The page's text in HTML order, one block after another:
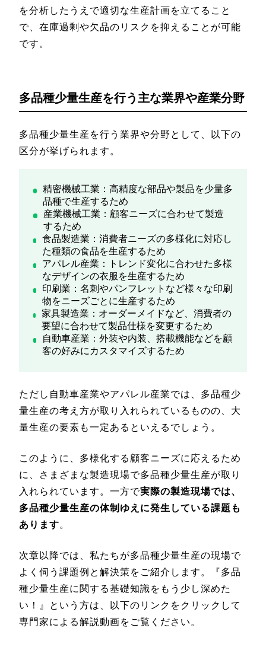
を分析したうえで適切な生産計画を立てること
で、在庫過剰や欠品のリスクを抑えることが可能
です。
多品種少量生産を行う主な業界や産業分野
多品種少量生産を行う業界や分野として、以下の
区分が挙げられます。
精密機械工業：高精度な部品や製品を少量多
品種で生産するため
産業機械工業：顧客ニーズに合わせて製造
するため
食品製造業：消費者ニーズの多様化に対応し
た種類の食品を生産するため
アパレル産業：トレンド変化に合わせた多様
なデザインの衣服を生産するため
印刷業：名刺やパンフレットなど様々な印刷
物をニーズごとに生産するため
家具製造業：オーダーメイドなど、消費者の
要望に合わせて製品仕様を変更するため
自動車産業：外装や内装、搭載機能などを顧
客の好みにカスタマイズするため
ただし自動車産業やアパレル産業では、多品種少
量生産の考え方が取り入れられているものの、大
量生産の要素も一定あるといえるでしょう。
このように、多様化する顧客ニーズに応えるため
に、さまざまな製造現場で多品種少量生産が取り
入れられています。一方で実際の製造現場では、
多品種少量生産の体制ゆえに発生している課題も
あります。
次章以降では、私たちが多品種少量生産の現場で
よく伺う課題例と解決策をご紹介します。『多品
種少量生産に関する基礎知識をもう少し深めた
い！』という方は、以下のリンクをクリックして
専門家による解説動画をご覧ください。